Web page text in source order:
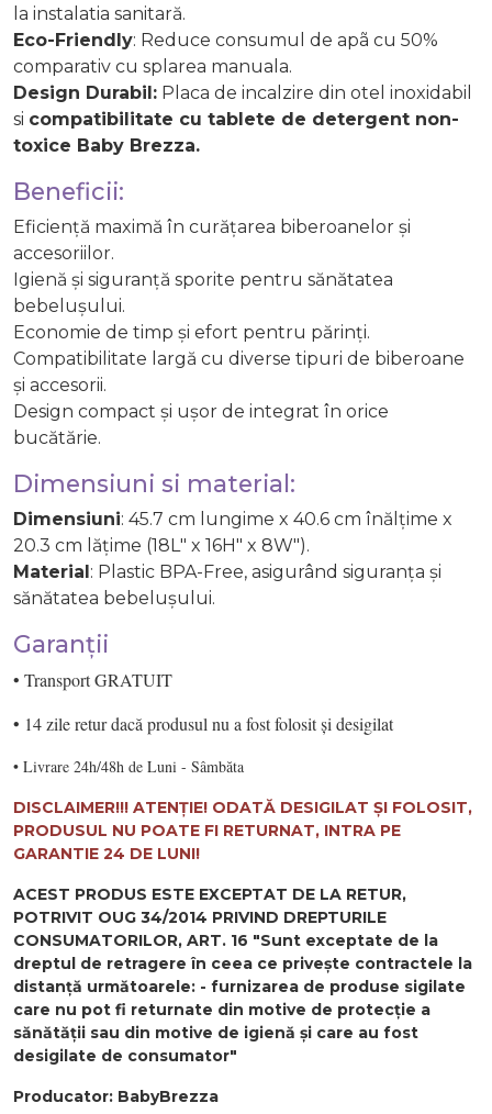
la instalatia sanitară.
Eco-Friendly: Reduce consumul de apã cu 50%
comparativ cu splarea manuala.
Design Durabil: Placa de incalzire din otel inoxidabil
si compatibilitate cu tablete de detergent non-
toxice Baby Brezza.
Beneficii:
Eficiență maximă în curățarea biberoanelor și
accesoriilor.
Igienă și siguranță sporite pentru sănătatea
bebelușului.
Economie de timp și efort pentru părinți.
Compatibilitate largă cu diverse tipuri de biberoane
și accesorii.
Design compact și ușor de integrat în orice
bucătărie.
Dimensiuni si material:
Dimensiuni: 45.7 cm lungime x 40.6 cm înălțime x
20.3 cm lățime (18L" x 16H" x 8W").
Material : Plastic BPA-Free, asigurând siguranța și
sănătatea bebelușului.
Garanții
• Transport GRATUIT
• 14 zile retur dacă produsul nu a fost folosit și desigilat
• Livrare 24h/48h de Luni - Sâmbăta
DISCLAIMER!!! ATENȚIE! ODATĂ DESIGILAT ȘI FOLOSIT,
PRODUSUL NU POATE FI RETURNAT, INTRA PE
GARANTIE 24 DE LUNI!
ACEST PRODUS ESTE EXCEPTAT DE LA RETUR,
POTRIVIT OUG 34/2014 PRIVIND DREPTURILE
CONSUMATORILOR, ART. 16 "Sunt exceptate de la
dreptul de retragere în ceea ce privește contractele la
distanță următoarele: - furnizarea de produse sigilate
care nu pot fi returnate din motive de protecție a
sănătății sau din motive de igienă și care au fost
desigilate de consumator"
Producator: BabyBrezza